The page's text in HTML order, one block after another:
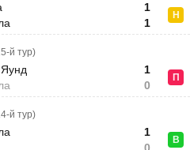
1
1
Н
й тур)
1
0
П
й тур)
1
В